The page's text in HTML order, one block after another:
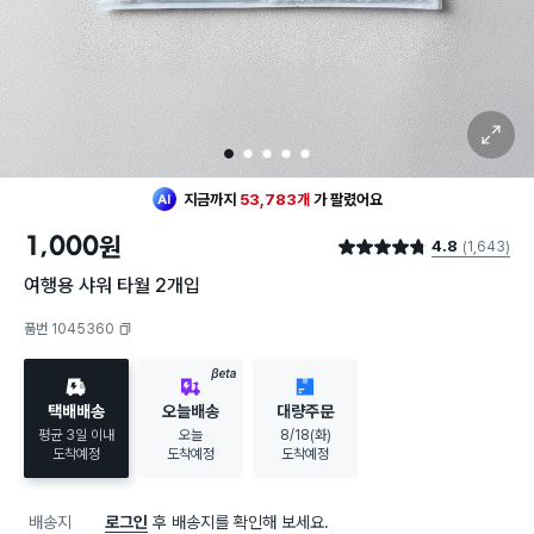
1 2 3 4 5
확대 보기
지금까지 53,783개 가팔렸어요
1,000원 별점 4.8점 4.8 (1,643)
여행용 샤워 타월 2개입
품번 1045360
택배배송
평균 3일 이내
도착예정
BETA
오늘배송
오늘
도착예정
대량주문
8/18(화)
도착예정
배송지 로그인 후 배송지를 확인해 보세요.